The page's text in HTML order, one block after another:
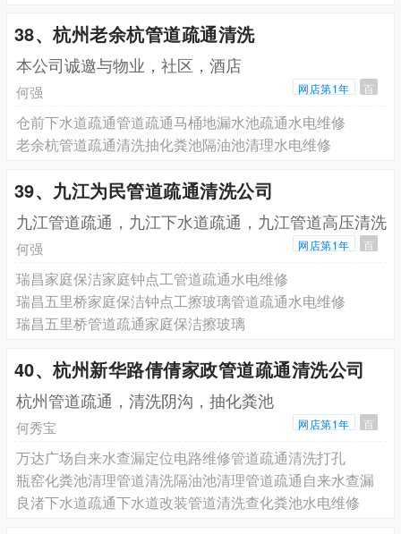
38、杭州老余杭管道疏通清洗
本公司诚邀与物业，社区，酒店
何强 网店第1年 百
仓前下水道疏通管道疏通马桶地漏水池疏通水电维修
老余杭管道疏通清洗抽化粪池隔油池清理水电维修
39、九江为民管道疏通清洗公司
九江管道疏通，九江下水道疏通，九江管道高压清洗
何强 网店第1年 百
瑞昌家庭保洁家庭钟点工管道疏通水电维修
瑞昌五里桥家庭保洁钟点工擦玻璃管道疏通水电维修
瑞昌五里桥管道疏通家庭保洁擦玻璃
40、杭州新华路倩倩家政管道疏通清洗公司
杭州管道疏通，清洗阴沟，抽化粪池
何秀宝 网店第1年 百
万达广场自来水查漏定位电路维修管道疏通清洗打孔
瓶窑化粪池清理管道清洗隔油池清理管道疏通自来水查漏
良渚下水道疏通下水道改装管道清洗查化粪池水电维修